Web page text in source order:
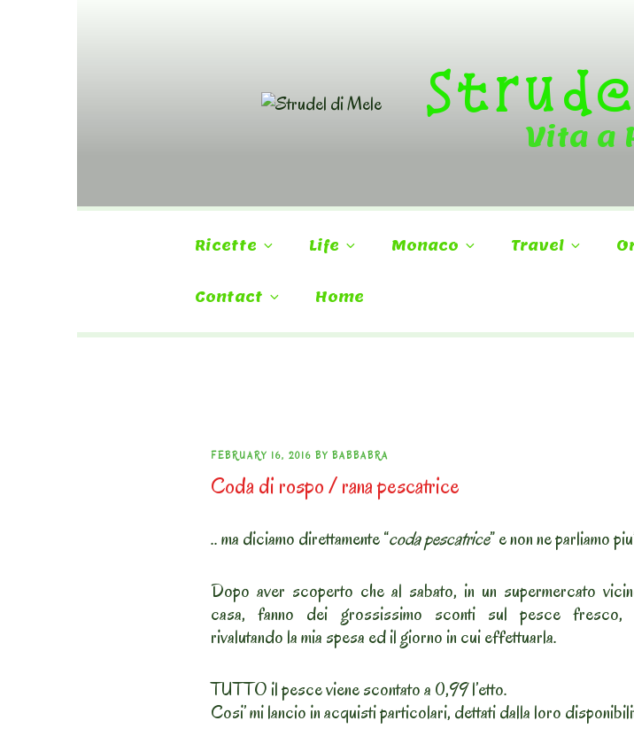
Vita a
Ricette Life Monaco Travel
Contact Home
POSTED
ON
FEBRUARY 16, 2016 BY BABBABRA
Coda di rospo / rana pescatrice
.. ma diciamo direttamente “coda pescatrice” e non ne parliamo
Dopo aver scoperto che al sabato, in un supermercato
casa, fanno dei grossissimo sconti sul pesce fresco,
rivalutando la mia spesa ed il giorno in cui effettuarla.
TUTTO il pesce viene scontato a 0,99 l’etto.
Cosi’ mi lancio in acquisti particolari, dettati dalla loro